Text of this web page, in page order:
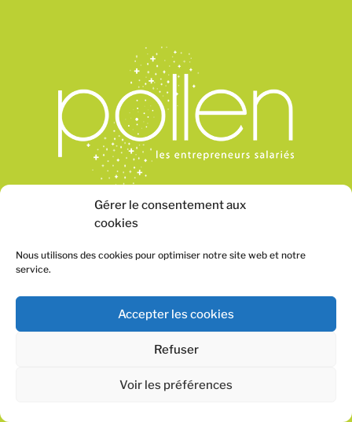
Gérer le consentement aux
cookies
Nous utilisons des cookies pour optimiser notre site web et notre
service.
Accepter les cookies
Refuser
Voir les préférences